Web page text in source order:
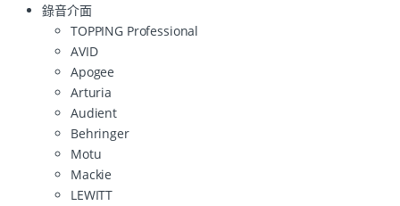
錄音介面
TOPPING Professional
AVID
Apogee
Arturia
Audient
Behringer
Motu
Mackie
LEWITT